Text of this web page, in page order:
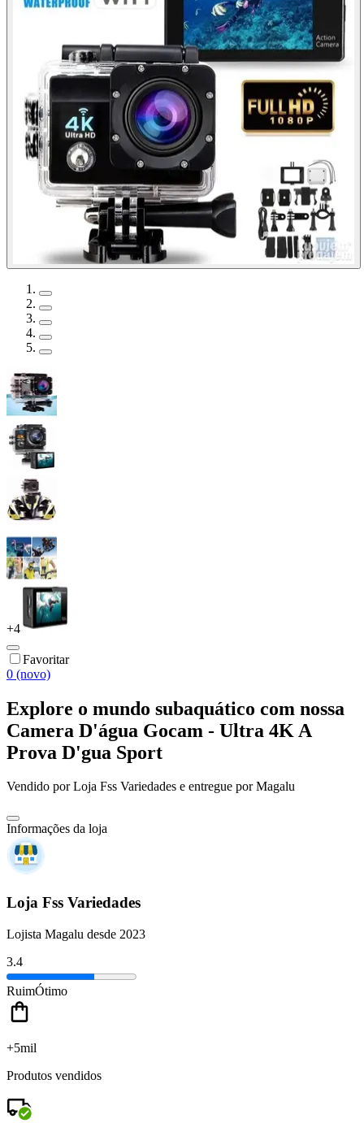
+4
Favoritar
0 (novo)
Explore o mundo subaquático com nossa
Camera D'água Gocam - Ultra 4K A
Prova D'gua Sport
Vendido porLoja Fss Variedades e entregue por Magalu
Informações da loja
Loja Fss Variedades
Lojista Magalu desde 2023
3.4
RuimÓtimo
+5mil
Produtos vendidos